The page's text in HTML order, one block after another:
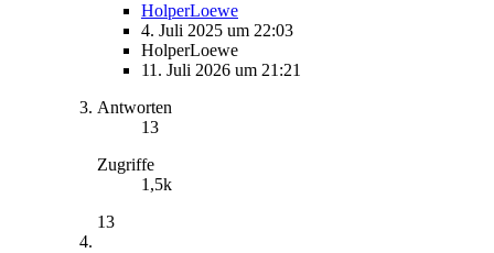
HolperLoewe
4. Juli 2025 um 22:03
HolperLoewe
11. Juli 2026 um 21:21
Antworten
13
Zugriffe
1,5k
13